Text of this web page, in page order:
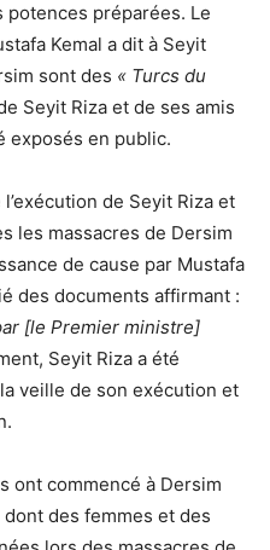
potences préparées. Le
Kemal a dit à Seyit
sont des « Turcs du
Seyit Riza et de ses amis
exposés en public.
de Seyit Riza et
les massacres de Dersim
de cause par Mustafa
des documents affirmant :
[le Premier ministre]
Seyit Riza a été
veille de son exécution et
ont commencé à Dersim
des femmes et des